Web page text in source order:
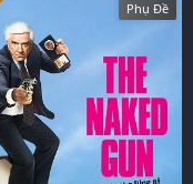
Phụ Đề